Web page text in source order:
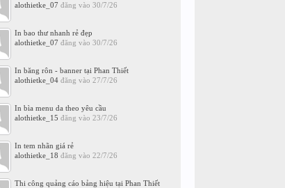
alothietke_07 đăng vào 30/7/26
In bao thư nhanh rẻ đẹp
alothietke_07 đăng vào 30/7/26
In băng rôn - banner tại Phan Thiết
alothietke_04đăng vào 27/7/26
In bìa menu da theo yêu cầu
alothietke_15 đăng vào 23/7/26
In tem nhãn giá rẻ
alothietke_18 đăng vào 22/7/26
Thi công quảng cáo bảng hiệu tại Phan Thiết